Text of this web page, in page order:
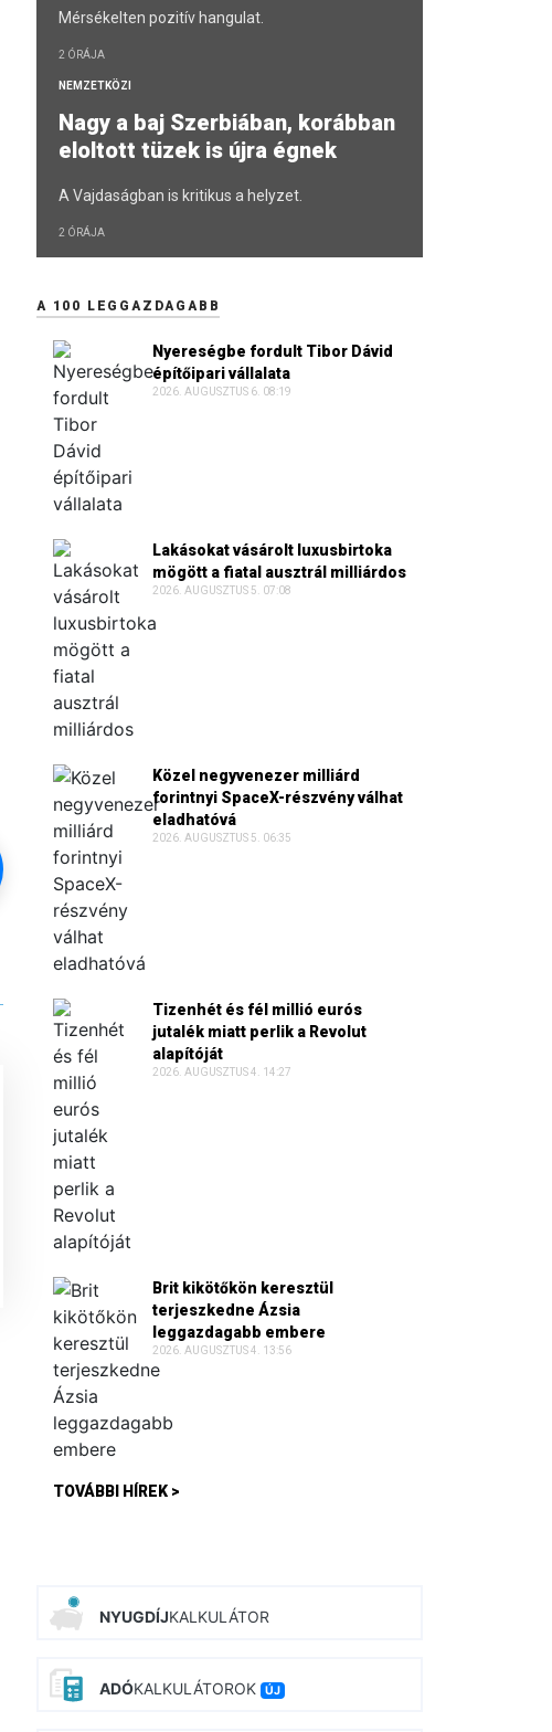
Mérsékelten pozitív hangulat.
2 ÓRÁJA
NEMZETKÖZI
Nagy a baj Szerbiában, korábban
eloltott tüzek is újra égnek
A Vajdaságban is kritikus a helyzet.
2 ÓRÁJA
A 100 LEGGAZDAGABB
Nyereségbe fordult Tibor Dávid
építőipari vállalata
2026. AUGUSZTUS 6. 08:19
Lakásokat vásárolt luxusbirtoka
mögött a fiatal ausztrál milliárdos
2026. AUGUSZTUS 5. 07:08
Közel negyvenezer milliárd
forintnyi SpaceX-részvény válhat
eladhatóvá
2026. AUGUSZTUS 5. 06:35
Tizenhét és fél millió eurós
jutalék miatt perlik a Revolut
alapítóját
2026. AUGUSZTUS 4. 14:27
Brit kikötőkön keresztül
terjeszkedne Ázsia
leggazdagabb embere
2026. AUGUSZTUS 4. 13:56
TOVÁBBI HÍREK >
NYUGDÍJKALKULÁTOR
ADÓKALKULÁTOROK ÚJ